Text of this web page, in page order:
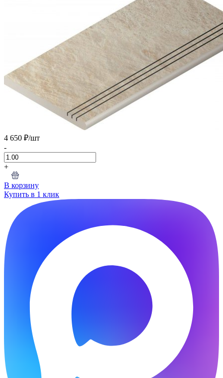
4 650 ₽/шт
-
+
В корзину
Купить в 1 клик